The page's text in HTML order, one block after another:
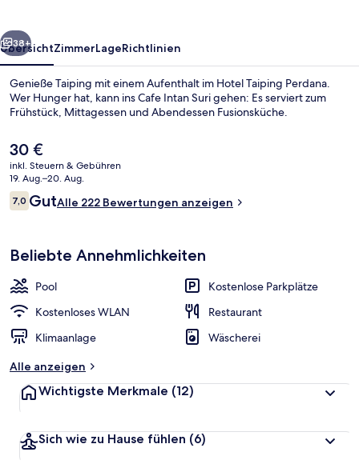
Weiter
38+
ÜbersichtZimmerLageRichtlinien
Genieße Taiping mit einem Aufenthalt im Hotel Taiping Perdana.
Wer Hunger hat, kann ins Cafe Intan Suri gehen: Es serviert zum
Frühstück, Mittagessen und Abendessen Fusionsküche.
Der
aktuelle
Preis
beträgt
30 €.
30 €
inkl. Steuern & Gebühren
19. Aug.–20. Aug.
Bewertungen
7,07,0 von 10.
GutAlle 222 Bewertungen anzeigen
Beliebte Annehmlichkeiten
Pool
Kostenlose Parkplätze
Kostenloses WLAN
Restaurant
Klimaanlage
Wäscherei
Alle anzeigen
Wichtigste Merkmale (12)
Sich wie zu Hause fühlen (6)